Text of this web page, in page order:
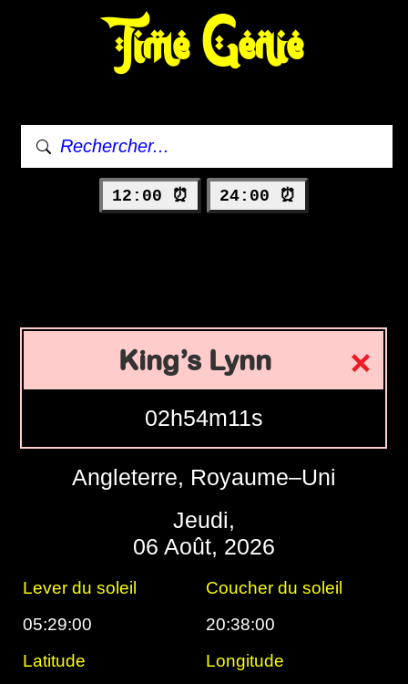
Time Genie
12:00 ⏰ 24:00 ⏰
King’s Lynn
02h54m12s
Angleterre, Royaume–Uni
Jeudi,
06 Août, 2026
Lever du soleil
Coucher du soleil
05:29:00
20:38:00
Latitude
Longitude